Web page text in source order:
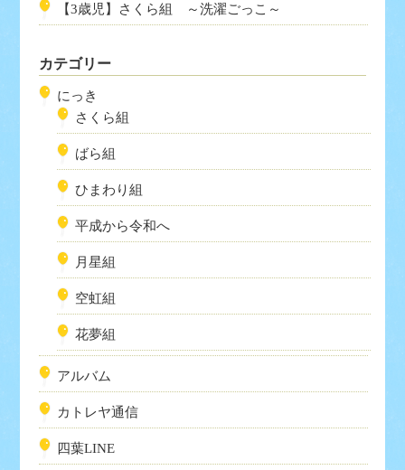
【3歳児】さくら組 ～洗濯ごっこ～
カテゴリー
にっき
さくら組
ばら組
ひまわり組
平成から令和へ
月星組
空虹組
花夢組
アルバム
カトレヤ通信
四葉LINE